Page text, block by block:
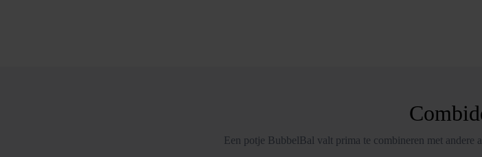
Een potje BubbelBal valt prima te combineren met